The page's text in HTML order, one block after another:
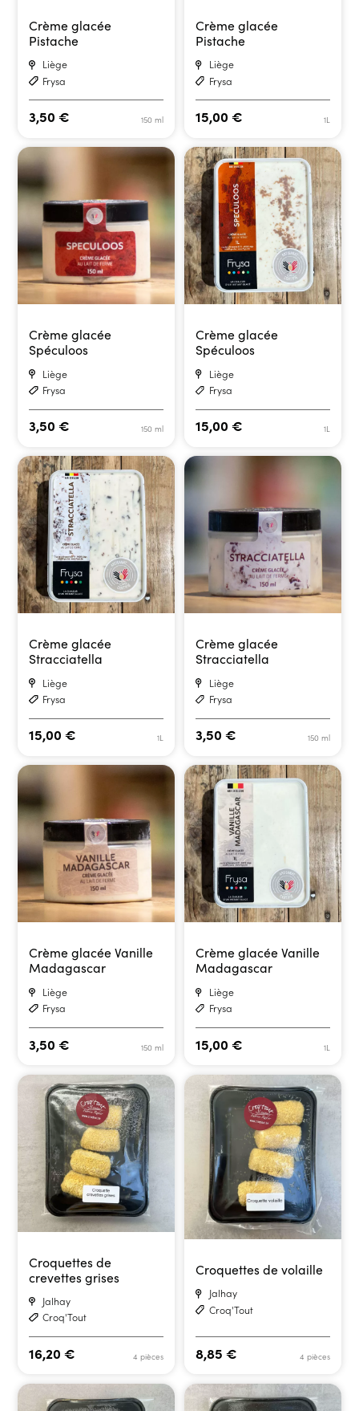
Crème glacée
Pistache
Liège
Frysa
150 ml
3,50€
Crème glacée
Pistache
Liège
Frysa
1L
15,00 €
Crème glacée
Spéculoos
Liège
Frysa
150 ml
3,50€
Crème glacée
Spéculoos
Liège
Frysa
1L
15,00 €
Crème glacée
Stracciatella
Liège
Frysa
1L
15,00€
Crème glacée
Stracciatella
Liège
Frysa
150 ml
3,50 €
Crème glacée Vanille
Madagascar
Liège
Frysa
150 ml
3,50€
Crème glacée Vanille
Madagascar
Liège
Frysa
1L
15,00 €
Croquettes de
crevettes grises
Jalhay
Croq'Tout
4 pièces
16,20€
Croquettes de volaille
Jalhay
Croq'Tout
4 pièces
8,85 €